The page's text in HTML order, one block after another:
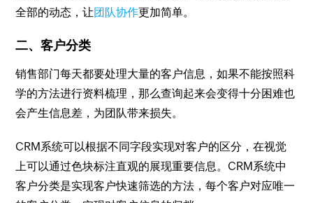
全部的动态，让团队协作更加简单。
二、客户分类
销售部门每天都要处理大量的客户信息，如果不能按照科
学的方法进行资料梳理，那么查询起来会变得十分困难也
会产生信息差，为团队带来损失。
CRM系统可以根据不同字段实现对客户的区分，在视觉
上可以通过色块标注直观的展现重要信息。CRM系统中
客户分类是实现客户快速筛选的方法，每个客户对应唯一